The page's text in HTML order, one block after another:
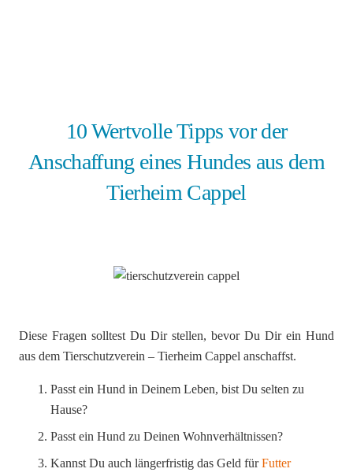
10 Wertvolle Tipps vor der
Anschaffung eines Hundes aus dem
Tierheim Cappel
Diese Fragen solltest Du Dir stellen, bevor Du Dir ein Hund
aus dem Tierschutzverein – Tierheim Cappel anschaffst.
Passt ein Hund in Deinem Leben, bist Du selten zu
Hause?
Passt ein Hund zu Deinen Wohnverhältnissen?
Kannst Du auch längerfristig das Geld fürFutter